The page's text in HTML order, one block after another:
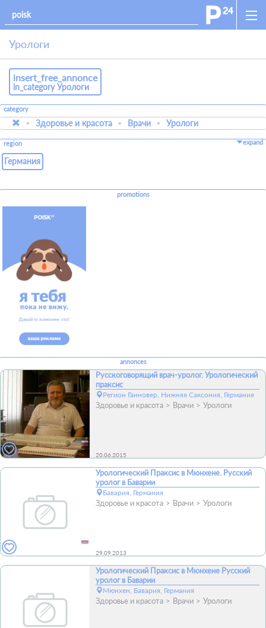
Урологи
insert_free_annonce
in_category Урологи
category
Здоровье и красота Врачи Урологи
region expand
Германия
promotions
annonces
Русскоговорящий врач-уролог. Урологический
праксис
Регион Ганновер, Нижняя Саксония, Германия
Здоровье и красота Врачи Урологи
20.06.2015
Урологический Праксис в Мюнхене. Русский
уролог в Баварии
Бавария, Германия
Здоровье и красота Врачи Урологи
29.09.2013
Урологический Праксис в Мюнхене Русский
уролог в Баварии
Мюнхен, Бавария, Германия
Здоровье и красота Врачи Урологи